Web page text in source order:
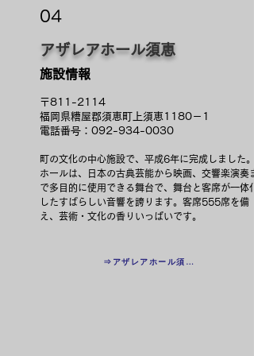
04
アザレアホール須恵
施設情報
〒811-2114
福岡県糟屋郡須恵町上須恵1180－1
電話番号：092-934-0030
町の文化の中心施設で、平成6年に完成しました。
ホールは、日本の古典芸能から映画、交響楽演奏ま
で多目的に使用できる舞台で、舞台と客席が一体化
したすばらしい音響を誇ります。客席555席を備
え、芸術・文化の香りいっぱいです。
⇒アザレアホール須恵公式HP